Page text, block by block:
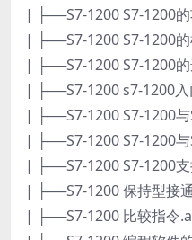
| ├──S7-1200 S7-1200
| ├──S7-1200 S7-1200
| ├──S7-1200 S7-1200
| ├──S7-1200 s7-1200
| ├──S7-1200 S7-1200
| ├──S7-1200 S7-1200
| ├──S7-1200 S7-1200
| ├──S7-1200 保持型接
| ├──S7-1200 比较指令